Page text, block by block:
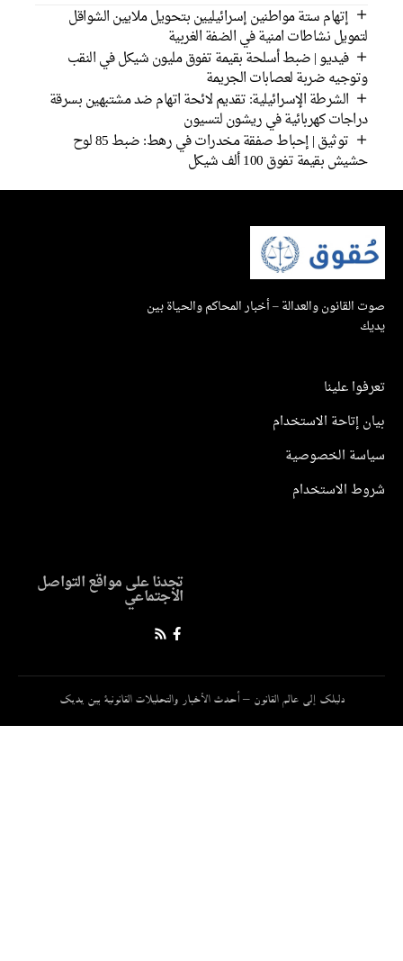
إتهام ستة مواطنين إسرائيليين بتحويل ملايين الشواقل
لتمويل نشاطات امنية في الضفة الغربية
فيديو | ضبط أسلحة بقيمة تفوق مليون شيكل في النقب
وتوجيه ضربة لعصابات الجريمة
الشرطة الإسرائيلية: تقديم لائحة اتهام ضد مشتبهين بسرقة
دراجات كهربائية في ريشون لتسيون
توثيق | إحباط صفقة مخدرات في رهط: ضبط 85 لوح
حشيش بقيمة تفوق 100 ألف شيكل
والعدالة – أخبار المحاكم والحياة بين
علينا
إتاحة الاستخدام
الخصوصية
الاستخدام
تجدنا على مواقع التواصل
الاجتماعي
دليلك إلى عالم القانون – أحدث الأخبار والتحليلات القانونية بين يديك